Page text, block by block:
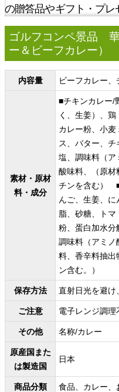
の贈答品やギフト・プレ
ゴルフコンペ景品
ー＆ビーフカレー）
内容量 ビーフカレー
素材・原材
料・成分
■チキンカレー/
く、生姜）、鶏
カレー粉、小
ス、バター、
塩、調味料（ア
酸味料、（原材
チンを含む） ■
んご、生姜、
脂、砂糖、ト
粉、蛋白加水分
調味料（アミノ
料、香辛料抽出
ン含む。）
保存方法 直射日光を避け
ご注意 電子レンジ調理
その他 名称/カレー
原産国また
は製造国
日本
商品分類 食品、カレー、